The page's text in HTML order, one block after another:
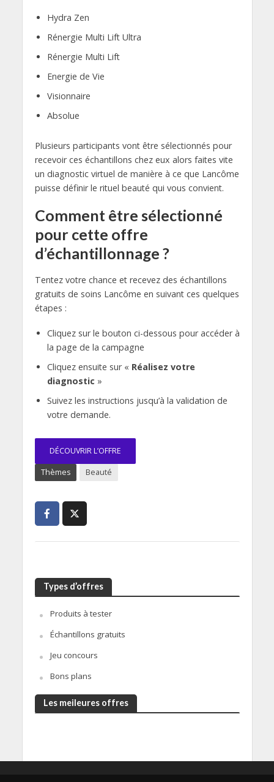
Hydra Zen
Rénergie Multi Lift Ultra
Rénergie Multi Lift
Energie de Vie
Visionnaire
Absolue
Plusieurs participants vont être sélectionnés pour
recevoir ces échantillons chez eux alors faites vite
un diagnostic virtuel de manière à ce que Lancôme
puisse définir le rituel beauté qui vous convient.
Comment être sélectionné
pour cette offre
d’échantillonnage ?
Tentez votre chance et recevez des échantillons
gratuits de soins Lancôme en suivant ces quelques
étapes :
Cliquez sur le bouton ci-dessous pour accéder à
la page de la campagne
Cliquez ensuite sur « Réalisez votre
diagnostic »
Suivez les instructions jusqu’à la validation de
votre demande.
DÉCOUVRIR L’OFFRE
Thèmes Beauté
Types d’offres
Produits à tester
Échantillons gratuits
Jeu concours
Bons plans
Les meileures offres